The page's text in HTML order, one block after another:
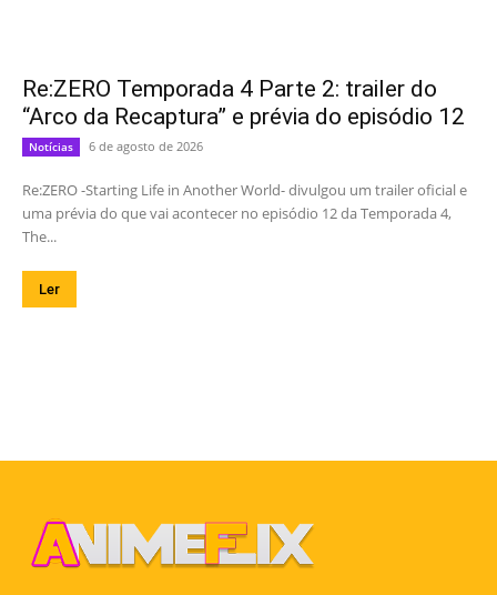
Re:ZERO Temporada 4 Parte 2: trailer do
“Arco da Recaptura” e prévia do episódio 12
Notícias 6 de agosto de 2026
Re:ZERO -Starting Life in Another World- divulgou um trailer oficial e
uma prévia do que vai acontecer no episódio 12 da Temporada 4,
The...
Ler